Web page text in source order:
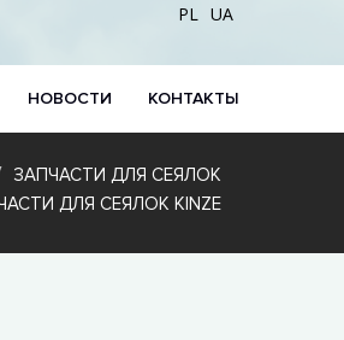
PL UA
НОВОСТИ КОНТАКТЫ
ЗАПЧАСТИ ДЛЯ СЕЯЛОК
ДЛЯ СЕЯЛОК KINZE